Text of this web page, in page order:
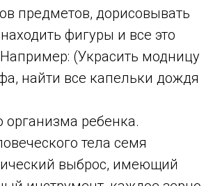
предметов, дорисовывать
фигуры и все это
(Украсить модницу
найти все капельки дождя
организма ребенка.
тела семя
выброс, имеющий